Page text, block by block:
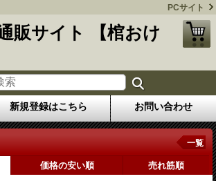
PCサイト
販サイト 【棺おけ
新規登録はこちら お問い合わせ
一覧
価格の安い順 売れ筋順